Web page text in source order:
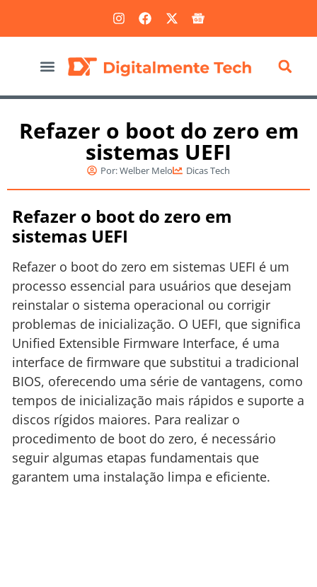
Refazer o boot do zero em
sistemas UEFI
Por:Welber Melo Dicas Tech
Refazer o boot do zero em
sistemas UEFI
Refazer o boot do zero em sistemas UEFI é um
processo essencial para usuários que desejam
reinstalar o sistema operacional ou corrigir
problemas de inicialização. O UEFI, que significa
Unified Extensible Firmware Interface, é uma
interface de firmware que substitui a tradicional
BIOS, oferecendo uma série de vantagens, como
tempos de inicialização mais rápidos e suporte a
discos rígidos maiores. Para realizar o
procedimento de boot do zero, é necessário
seguir algumas etapas fundamentais que
garantem uma instalação limpa e eficiente.